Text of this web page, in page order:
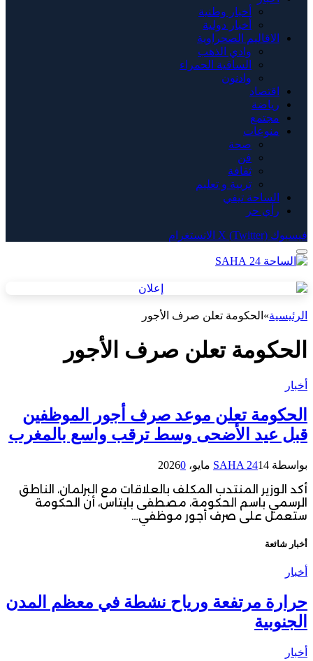
أخبار وطنية
أخبار دولية
الاقاليم الصحراوية
وادي الذهب
الساقية الحمراء
وادنون
اقتصاد
رياضة
مجتمع
منوعات
صحة
فن
ثقافة
تربية و تعليم
الساحة تيفي
رأي حر
فيسبوك X (Twitter) الانستغرام
الرئيسية» الحكومة تعلن صرف الأجور
الحكومة تعلن صرف الأجور
أخبار
الحكومة تعلن موعد صرف أجور الموظفين
قبل عيد الأضحى وسط ترقب واسع بالمغرب
بواسطة SAHA 2414 مايو، 2026 0
أكد الوزير المنتدب المكلف بالعلاقات مع البرلمان، الناطق
الرسمي باسم الحكومة، مصطفى بايتاس، أن الحكومة
ستعمل على صرف أجور موظفي…
أخبار شائعة
أخبار
حرارة مرتفعة ورياح نشطة في معظم المدن
الجنوبية
أخبار